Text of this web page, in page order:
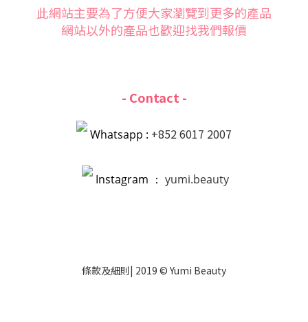
此網站主要為了方便大家瀏覽到更多的產品
網站以外的產品也歡迎找我們報價
- Contact -
Whatsapp : +852 6017 2007
Instagram ： yumi.beauty
條款及細則| 2019 © Yumi Beauty